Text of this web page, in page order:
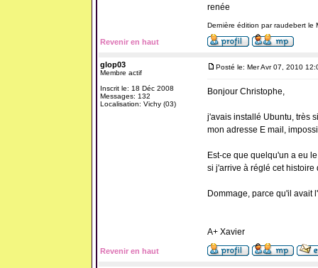
renée
Dernière édition par raudebert le
Revenir en haut
glop03
Membre actif
Inscrit le: 18 Déc 2008
Messages: 132
Localisation: Vichy (03)
Posté le: Mer Avr 07, 2010
Bonjour Christophe,
j'avais installé Ubuntu, très
mon adresse E mail,
Est-ce que quelqu'un a eu
si j'arrive à réglé cet histoire
Dommage, parce qu'il avait
A+ Xavier
Revenir en haut